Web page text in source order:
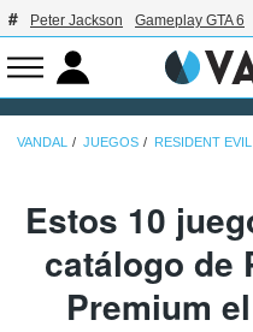
Peter Jackson Gameplay GTA 6
VANDAL JUEGOS RESIDENT
Estos 10
catálogo de
Premium